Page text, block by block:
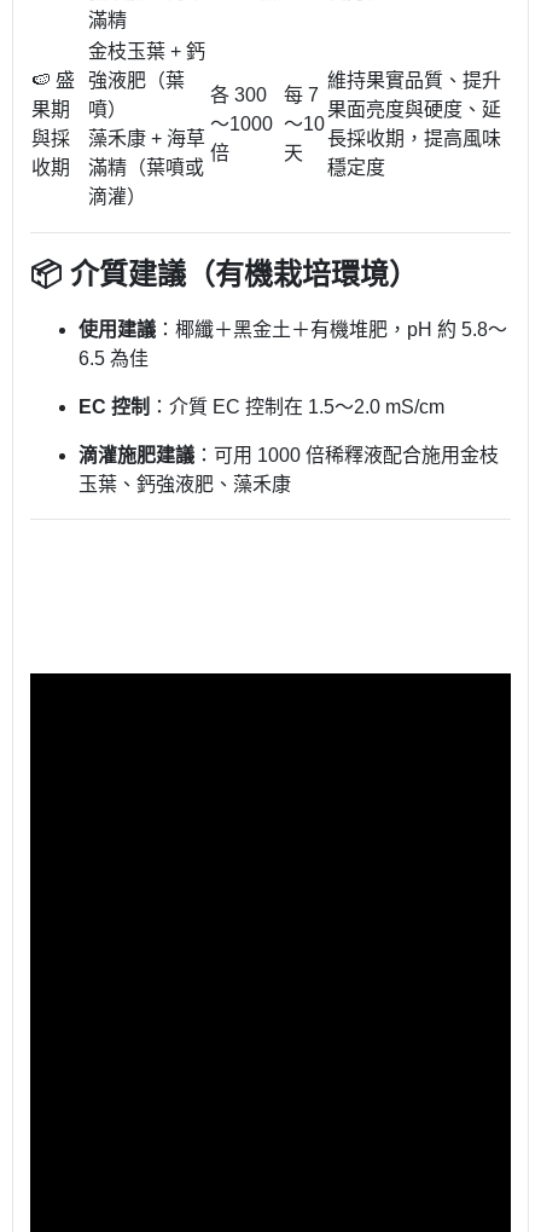
滿精
🍉 盛
果期
與採
收期
金枝玉葉 + 鈣
強液肥（葉
噴）
藻禾康 + 海草
滿精（葉噴或
滴灌）
各 300
～1000
倍
每 7
～10
天
維持果實品質、提升
果面亮度與硬度、延
長採收期，提高風味
穩定度
📦 介質建議（有機栽培環境）
使用建議 ：椰纖＋黑金土＋有機堆肥，pH 約 5.8～
6.5 為佳
EC 控制 ：介質 EC 控制在 1.5～2.0 mS/cm
滴灌施肥建議 ：可用 1000 倍稀釋液配合施用金枝
玉葉、鈣強液肥、藻禾康